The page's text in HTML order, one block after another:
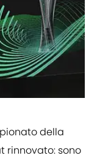
della
rinnovato: sono